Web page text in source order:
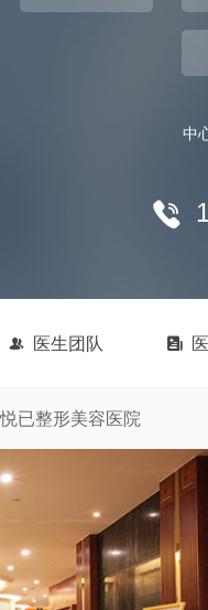
中

 医生团队 
已整形美容医院